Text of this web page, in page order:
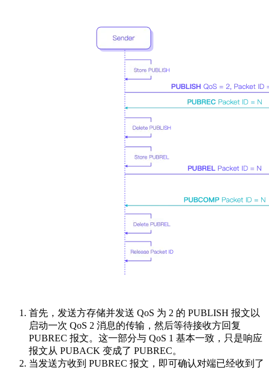
首先，发送方存储并发送 QoS 为 2 的 PUBLISH 报文以
启动一次 QoS 2 消息的传输，然后等待接收方回复
PUBREC 报文。这一部分与 QoS 1 基本一致，只是响应
报文从 PUBACK 变成了 PUBREC。
当发送方收到 PUBREC 报文，即可确认对端已经收到了